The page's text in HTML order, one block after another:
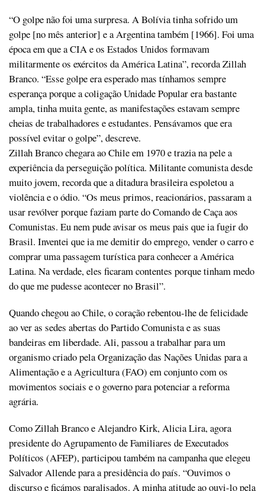
“O golpe não foi uma surpresa. A Bolívia tinha sofrido um
golpe [no mês anterior] e a Argentina também [1966]. Foi uma
época em que a CIA e os Estados Unidos formavam
militarmente os exércitos da América Latina”, recorda Zillah
Branco. “Esse golpe era esperado mas tínhamos sempre
esperança porque a coligação Unidade Popular era bastante
ampla, tinha muita gente, as manifestações estavam sempre
cheias de trabalhadores e estudantes. Pensávamos que era
possível evitar o golpe”, descreve.
Zillah Branco chegara ao Chile em 1970 e trazia na pele a
experiência da perseguição política. Militante comunista desde
muito jovem, recorda que a ditadura brasileira espoletou a
violência e o ódio. “Os meus primos, reacionários, passaram a
usar revólver porque faziam parte do Comando de Caça aos
Comunistas. Eu nem pude avisar os meus pais que ia fugir do
Brasil. Inventei que ia me demitir do emprego, vender o carro e
comprar uma passagem turística para conhecer a América
Latina. Na verdade, eles ficaram contentes porque tinham medo
do que me pudesse acontecer no Brasil”.
Quando chegou ao Chile, o coração rebentou-lhe de felicidade
ao ver as sedes abertas do Partido Comunista e as suas
bandeiras em liberdade. Ali, passou a trabalhar para um
organismo criado pela Organização das Nações Unidas para a
Alimentação e a Agricultura (FAO) em conjunto com os
movimentos sociais e o governo para potenciar a reforma
agrária.
Como Zillah Branco e Alejandro Kirk, Alicia Lira, agora
presidente do Agrupamento de Familiares de Executados
Políticos (AFEP), participou também na campanha que elegeu
Salvador Allende para a presidência do país. “Ouvimos o
discurso e ficámos paralisados. A minha atitude ao ouvi-lo pela